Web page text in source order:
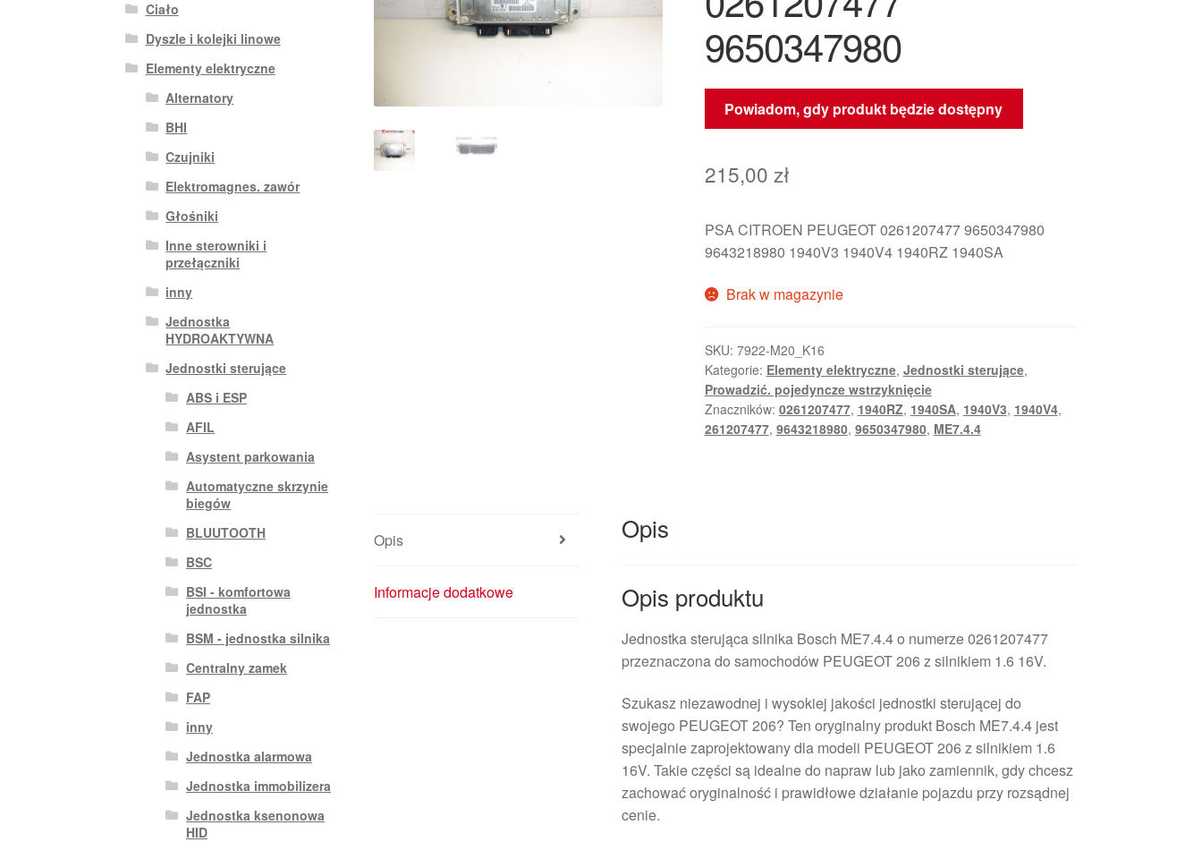
9650347980
Powiadom, gdy produkt będzie dostępny
215,00 zł
PSA CITROEN PEUGEOT 0261207477 9650347980
9643218980 1940V3 1940V4 1940RZ 1940SA
Brak w magazynie
SKU: 7922-M20_K16
Kategorie: Elementy elektryczne, Jednostki sterujące,
Prowadzić. pojedyncze wstrzyknięcie
Znaczników: 0261207477, 1940RZ, 1940SA, 1940V3, 1940V4,
261207477, 9643218980, 9650347980, ME7.4.4
Opis
Informacje dodatkowe
Opis
Opis produktu
Jednostka sterująca silnika Bosch ME7.4.4 o numerze 0261207477
przeznaczona do samochodów PEUGEOT 206 z silnikiem 1.6 16V.
Szukasz niezawodnej i wysokiej jakości jednostki sterującej do
swojego PEUGEOT 206? Ten oryginalny produkt Bosch ME7.4.4 jest
specjalnie zaprojektowany dla modeli PEUGEOT 206 z silnikiem 1.6
16V. Takie części są idealne do napraw lub jako zamiennik, gdy chcesz
zachować oryginalność i prawidłowe działanie pojazdu przy rozsądnej
cenie.
Ciało
Dyszle i kolejki linowe
Elementy elektryczne
Alternatory
BHI
Czujniki
Elektromagnes. zawór
Głośniki
Inne sterowniki i
przełączniki
inny
Jednostka
HYDROAKTYWNA
Jednostki sterujące
ABS i ESP
AFIL
Asystent parkowania
Automatyczne skrzynie
biegów
BLUUTOOTH
BSC
BSI - komfortowa
jednostka
BSM - jednostka silnika
Centralny zamek
FAP
inny
Jednostka alarmowa
Jednostka immobilizera
Jednostka ksenonowa
HID